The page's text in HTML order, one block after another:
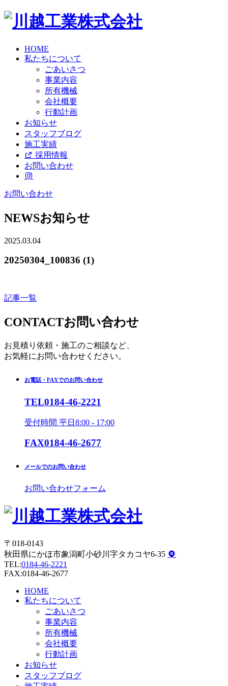
HOME
私たちについて
ごあいさつ
事業内容
所有機械
会社概要
行動計画
お知らせ
スタッフブログ
施工実績
採用情報
お問い合わせ
お問い合わせ
NEWSお知らせ
2025.03.04
20250304_100836 (1)
記事一覧
CONTACTお問い合わせ
お見積り依頼・施工のご相談など、
お気軽にお問い合わせください。
お電話・FAXでのお問い合わせ
TEL0184-46-2221
受付時間 平日8:00 - 17:00
FAX0184-46-2677
メールでのお問い合わせ
お問い合わせフォーム
〒018-0143
秋田県にかほ市象潟町小砂川字タカコヤ6-35
TEL:0184-46-2221
FAX:0184-46-2677
HOME
私たちについて
ごあいさつ
事業内容
所有機械
会社概要
行動計画
お知らせ
スタッフブログ